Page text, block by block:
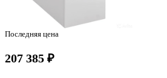
Последняя цена
207 385 ₽